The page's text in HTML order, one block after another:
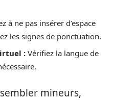
à ne pas insérer d’espace
les signes de ponctuation.
: Vérifiez la langue de
mineurs,